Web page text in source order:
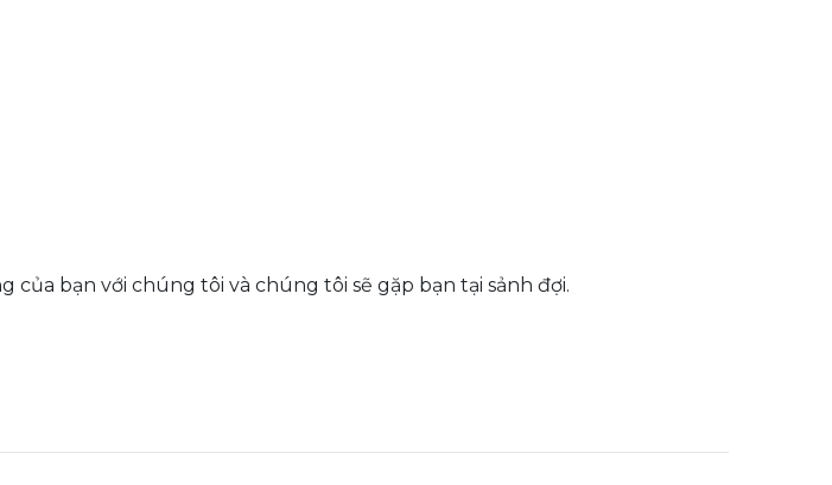
của bạn với chúng tôi và chúng tôi sẽ gặp bạn tại sảnh đợi.